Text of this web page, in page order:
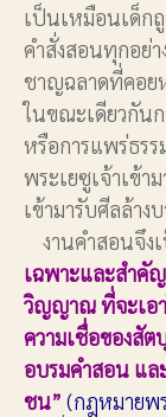
เป็นเหมือนเด็ก
คำสั่งสอนทุกอย่
ชาญฉลาดที่คอย
ในขณะเดียวกัน
หรือการแพร่ธร
พระเยซูเจ้าเข้า
เข้ามารับศีลล้าง
งานคำสอนจึง
เฉพาะและสำคั
วิญญาณ ที่จะเอ
ความเชื่อของสั
อบรมคำสอน แล
ชน” (กฎหมายพ